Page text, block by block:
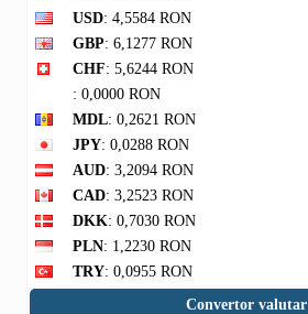
USD: 4,5584 RON
GBP: 6,1277 RON
CHF: 5,6244 RON
: 0,0000 RON
MDL: 0,2621 RON
JPY: 0,0288 RON
AUD: 3,2094 RON
CAD: 3,2523 RON
DKK: 0,7030 RON
PLN: 1,2230 RON
TRY: 0,0955 RON
Convertor valutar